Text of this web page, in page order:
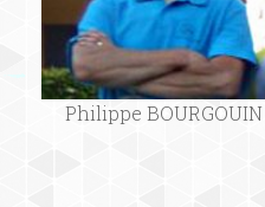
Philippe BOURGOUIN